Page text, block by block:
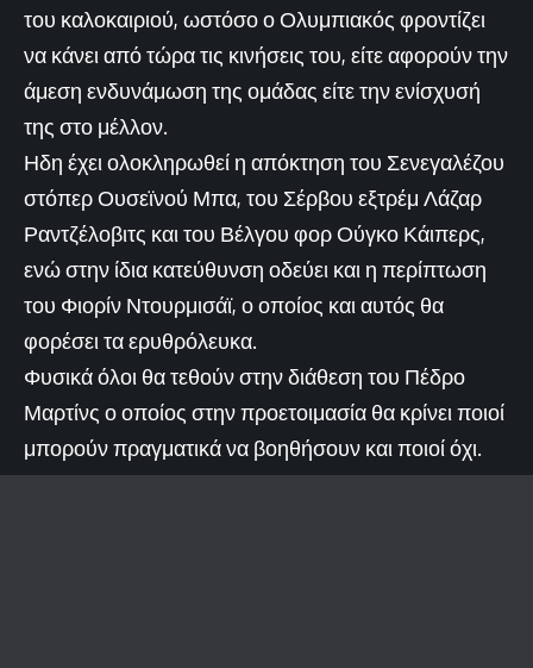
του καλοκαιριού, ωστόσο ο Ολυμπιακός φροντίζει
να κάνει από τώρα τις κινήσεις του, είτε αφορούν την
άμεση ενδυνάμωση της ομάδας είτε την ενίσχυσή
της στο μέλλον.
Ηδη έχει ολοκληρωθεί η απόκτηση του Σενεγαλέζου
στόπερ Ουσεϊνού Μπα, του Σέρβου εξτρέμ Λάζαρ
Ραντζέλοβιτς και του Βέλγου φορ Ούγκο Κάιπερς,
ενώ στην ίδια κατεύθυνση οδεύει και η περίπτωση
του Φιορίν Ντουρμισάϊ, ο οποίος και αυτός θα
φορέσει τα ερυθρόλευκα.
Φυσικά όλοι θα τεθούν στην διάθεση του Πέδρο
Μαρτίνς ο οποίος στην προετοιμασία θα κρίνει ποιοί
μπορούν πραγματικά να βοηθήσουν και ποιοί όχι.